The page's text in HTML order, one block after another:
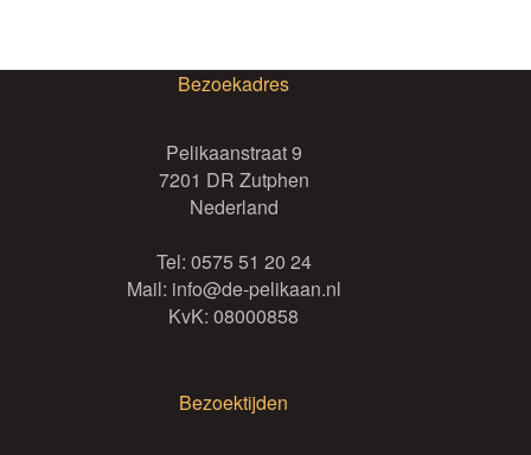
Bezoekadres
Pelikaanstraat 9
7201 DR Zutphen
Nederland
Tel: 0575 51 20 24
Mail: info@de-pelikaan.nl
KvK: 08000858
Bezoektijden